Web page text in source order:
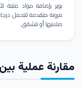
بوير بإضافة مواد
مرونة متقدمة لتتحمل
صلابتها أو تتشقق.
مقارنة عملية بين